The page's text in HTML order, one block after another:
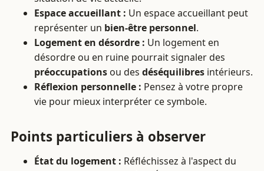
Espace accueillant : Un espace accueillant peut
représenter un bien-être personnel.
Logement en désordre : Un logement en
désordre ou en ruine pourrait signaler des
préoccupations ou des déséquilibres intérieurs.
Réflexion personnelle : Pensez à votre propre
vie pour mieux interpréter ce symbole.
Points particuliers à observer
État du logement : Réfléchissez à l'aspect du